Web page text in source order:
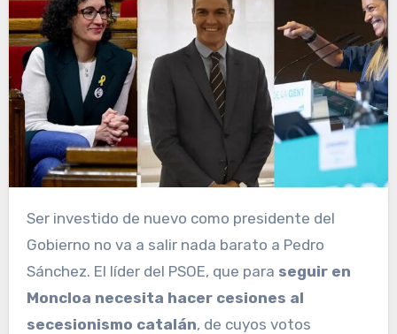
Ser investido de nuevo como presidente del
Gobierno no va a salir nada barato a Pedro
Sánchez. El líder del PSOE, que para seguir en
Moncloa necesita hacer cesiones al
secesionismo catalán, de cuyos votos